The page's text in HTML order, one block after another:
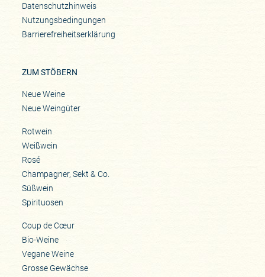
Datenschutzhinweis
Nutzungsbedingungen
Barrierefreiheitserklärung
ZUM STÖBERN
Neue Weine
Neue Weingüter
Rotwein
Weißwein
Rosé
Champagner, Sekt & Co.
Süßwein
Spirituosen
Coup de Cœur
Bio-Weine
Vegane Weine
Grosse Gewächse